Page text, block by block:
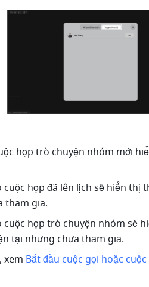
họp trò chuyện nhóm mới
họp đã lên lịch sẽ hiển thị
tham gia.
họp trò chuyện nhóm sẽ
tại nhưng chưa tham gia.
xem Bắt đầu cuộc gọi hoặc